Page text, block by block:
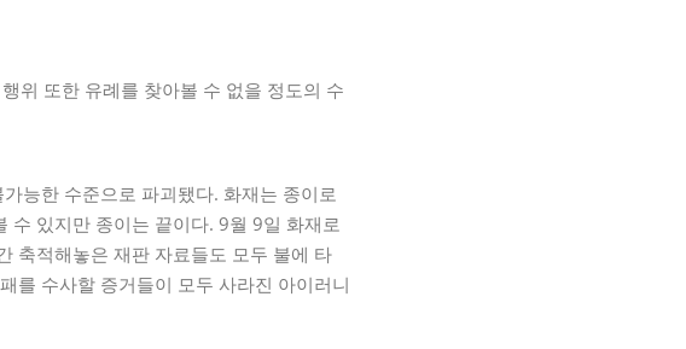
위 또한 유례를 찾아볼 수 없을 정도의 수
능한 수준으로 파괴됐다. 화재는 종이로
수 있지만 종이는 끝이다. 9월 9일 화재로
축적해놓은 재판 자료들도 모두 불에 타
를 수사할 증거들이 모두 사라진 아이러니